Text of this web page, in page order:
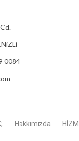
0084
Hakkımızda